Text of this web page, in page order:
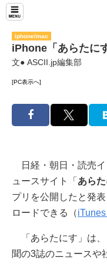
iphone/mac
iPhone「あらたに
文● ASCII.jp編集部
[PC表示へ]
日経・朝日・読売イ
ュースサイト「 あら
プリを公開したと発
ロードできる（
「あらたにす」は、
聞の3誌のニュースや